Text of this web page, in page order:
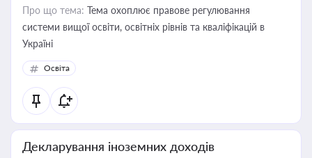
Про що тема: Тема охоплює правове регулювання
системи вищої освіти, освітніх рівнів та кваліфікацій в
Україні
Освіта
Декларування іноземних доходів